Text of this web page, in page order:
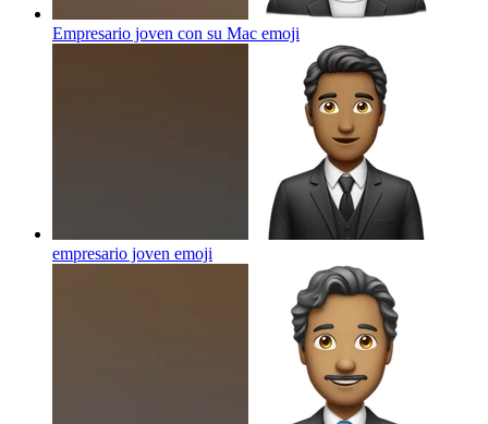
Empresario joven con su Mac emoji
empresario joven emoji